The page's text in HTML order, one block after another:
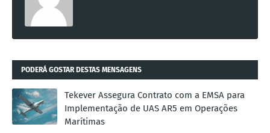
PODERÁ GOSTAR DESTAS MENSAGENS
Tekever Assegura Contrato com a EMSA para
Implementação de UAS AR5 em Operações
Marítimas